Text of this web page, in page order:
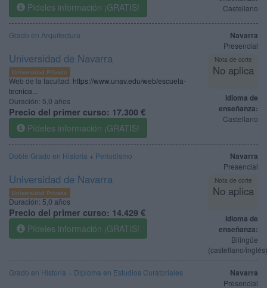
Castellano
Pídeles información ¡GRATIS!
Navarra
Presencial
Nota de corte
No aplica
Idioma de
enseñanza:
Castellano
Grado en Arquitectura
Universidad de Navarra
Universidad Privada
Web de la facultad: https://www.unav.edu/web/escuela-
tecnica...
Duración: 5,0 años
Precio del primer curso: 17.300 €
Pídeles información ¡GRATIS!
Navarra
Presencial
Nota de corte
No aplica
Idioma de
enseñanza:
Bilingüe
(castellano/
Doble Grado en Historia + Periodismo
Universidad de Navarra
Universidad Privada
Duración:5,0 años
Precio del primer curso: 14.429 €
Pídeles información ¡GRATIS!
Navarra
Presencial
Grado en Historia + Diploma en Estudios Curatoriales